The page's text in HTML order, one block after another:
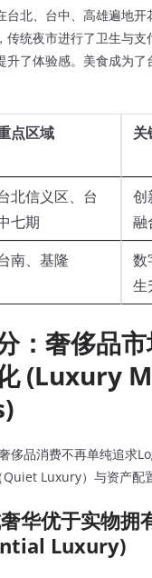
台北、台中、高雄遍地开
传统夜市进行了卫生与支
升了体验感。美食成为了
点区域 关
北信义区、台
七期
创
融
南、基隆
数
生
：奢侈品
(Luxury
侈品消费不再单纯追求
Quiet Luxury）与资产配
华优于实物拥
Luxury)